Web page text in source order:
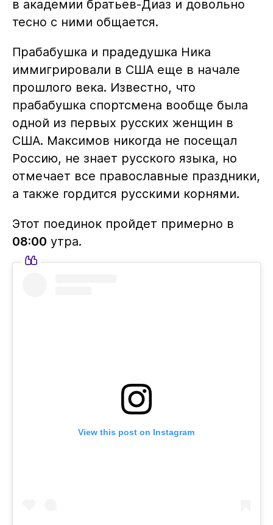
в академии братьев-Диаз и довольно
тесно с ними общается.
Прабабушка и прадедушка Ника
иммигрировали в США еще в начале
прошлого века. Известно, что
прабабушка спортсмена вообще была
одной из первых русских женщин в
США. Максимов никогда не посещал
Россию, не знает русского языка, но
отмечает все православные праздники,
а также гордится русскими корнями.
Этот поединок пройдет примерно в
08:00 утра.
View this post on Instagram